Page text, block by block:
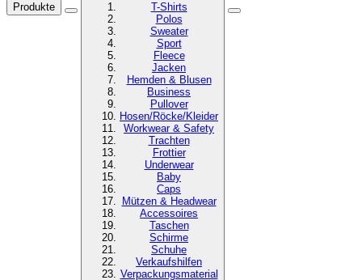
Produkte
T-Shirts
Polos
Sweater
Sport
Fleece
Jacken
Hemden & Blusen
Business
Pullover
Hosen/Röcke/Kleider
Workwear & Safety
Trachten
Frottier
Underwear
Baby
Caps
Mützen & Headwear
Accessoires
Taschen
Schirme
Schuhe
Verkaufshilfen
Verpackungsmaterial